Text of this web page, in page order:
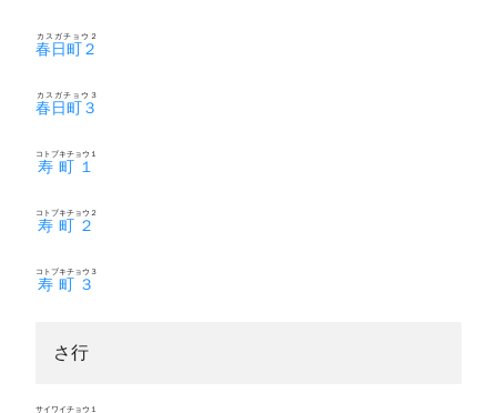
春日町２
カスガチョウ２
春日町３
カスガチョウ３
寿町１
コトブキチョウ１
寿町２
コトブキチョウ２
寿町３
コトブキチョウ３
さ行
サイワイチョウ１